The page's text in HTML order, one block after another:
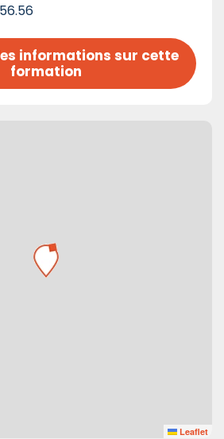
informations sur cette
formation
Leaflet